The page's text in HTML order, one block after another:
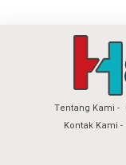
Tentang Kami
Kontak Kami